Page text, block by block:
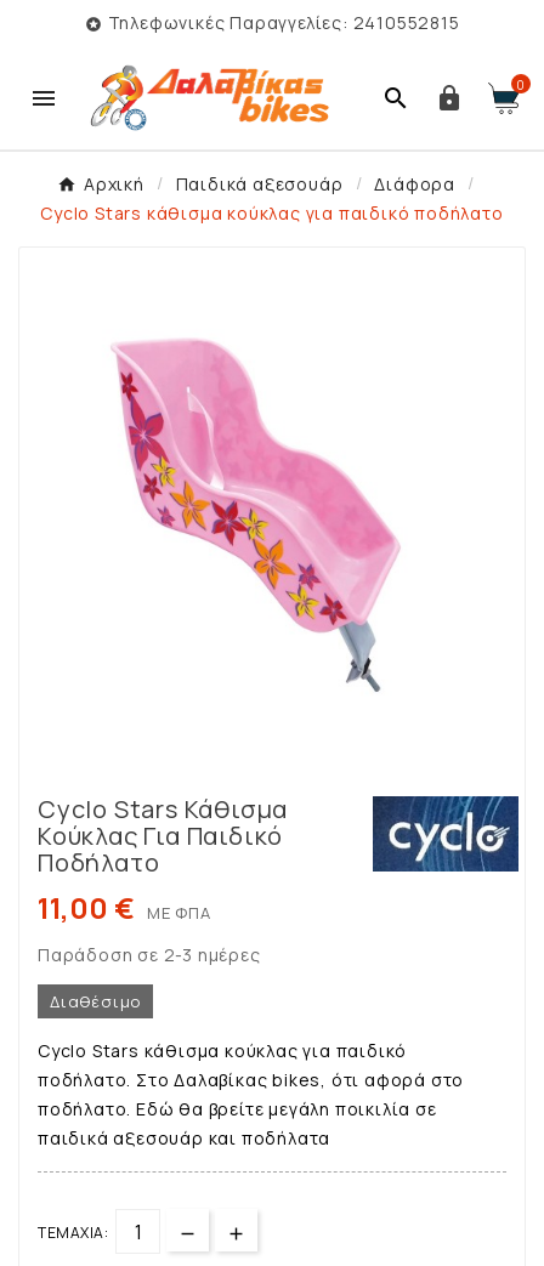
 Τηλεφωνικές Παραγγελίες: 2410552815
   0
Αρχική Παιδικά αξεσουάρ
Διάφορα
Cyclo Stars κάθισμα κούκλας για παιδικό ποδήλατο
Cyclo Stars Κάθισμα
Κούκλας Για Παιδικό
Ποδήλατο
11,00 € ΜΕ ΦΠΑ
Παράδοση σε 2-3 ημέρες
Διαθέσιμο
Cyclo Stars κάθισμα κούκλας για παιδικό
ποδήλατο. Στο Δαλαβίκας bikes, ότι αφορά στο
ποδήλατο. Εδώ θα βρείτε μεγάλη ποικιλία σε
παιδικά αξεσουάρ και ποδήλατα
ΤΕΜΆΧΙΑ: